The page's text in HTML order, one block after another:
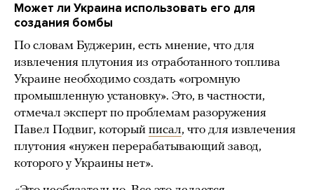
Может ли Украина использовать его для
создания бомбы
По словам Буджерин, есть мнение, что для
извлечения плутония из отработанного топлива
Украине необходимо создать «огромную
промышленную установку». Это, в частности,
отмечал эксперт по проблемам разоружения
Павел Подвиг, который писал, что для извлечения
плутония «нужен перерабатывающий завод,
которого у Украины нет».